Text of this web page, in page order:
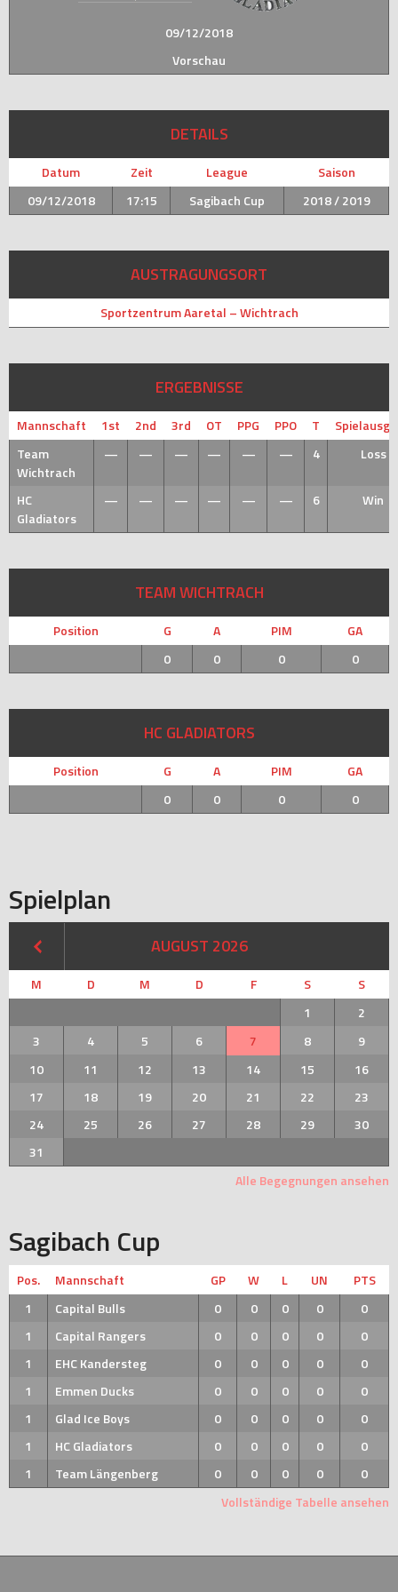
09/12/2018
Vorschau
DETAILS
Datum Zeit League
Saison
09/12/2018
17:15 Sagibach Cup 2018 / 2019
AUSTRAGUNGSORT
Sportzentrum Aaretal – Wichtrach
ERGEBNISSE
Mannschaft 1st 2nd 3rd OT PPG PPO T
Team
Wichtrach
— — — — — — 4 Loss
HC
Gladiators
— — — — — — 6 Win
TEAM WICHTRACH
Position G A PIM
GA
0
0 0 0
HC GLADIATORS
Position G A PIM
GA
0
0 0 0
Spielplan
AUGUST 2026
M D M D F S
S
1
2
3
4 5 6 7 8
9
10
11 12 13 14 15
16
17
18 19 20 21 22
23
24
25 26 27 28 29
30
31
Alle Begegnungen ansehen
Sagibach Cup
Pos. Mannschaft GP W L UN
PTS
1
Capital Bulls 0 0 0 0
0
1
Capital Rangers 0 0 0 0
0
1
EHC Kandersteg 0 0 0 0
0
1
Emmen Ducks 0 0 0 0
0
1
Glad Ice Boys 0 0 0 0
0
1
HC Gladiators 0 0 0 0
0
1
Team Längenberg 0 0 0 0
0
Vollständige Tabelle ansehen